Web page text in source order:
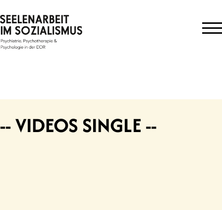
to
content
-- VIDEOS SINGLE --